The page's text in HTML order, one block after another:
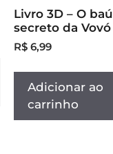
Livro 3D – O baú
secreto da Vovó
R$ 6,99
Adicionar ao
carrinho